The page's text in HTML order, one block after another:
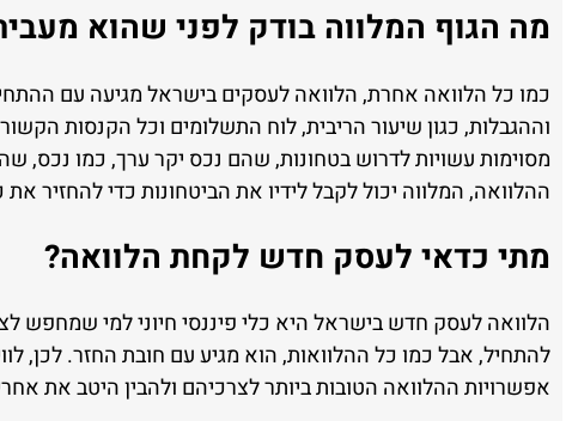
מה הגוף המלווה בודק לפני שהוא
כמו כל הלוואה אחרת, הלוואה לעסקים בישראל מגיעה עם
וההגבלות, כגון שיעור הריבית, לוח התשלומים וכל הקנסות
מסוימות עשויות לדרוש בטחונות, שהם נכס יקר ערך, כמו נכס,
ההלוואה, המלווה יכול לקבל לידיו את הביטחונות כדי להחזיר את
מתי כדאי לעסק חדש לקחת הלוואה?
הלוואה לעסק חדש בישראל היא כלי פיננסי חיוני למי
להתחיל, אבל כמו כל ההלוואות, הוא מגיע עם חובת החזר. לכן,
אפשרויות ההלוואה הטובות ביותר לצרכיהם ולהבין היטב את